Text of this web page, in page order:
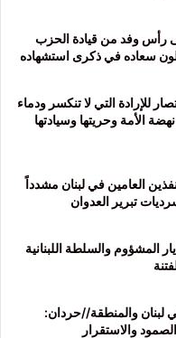
رأس وفد من قيادة الحزب
سعاده في ذكرى استشهاده
هو عيد الانتصار للإرادة التي لا تنكسر ودماء
الأمة وحريتها وسيادتها
العامين في لبنان مشدداً
تبرير العدوان
“اتفاق الاطار” نسخة عن 17 أيار المشؤوم والسلطة اللبنانية
والمنطقة//حردان:
والاستقرار